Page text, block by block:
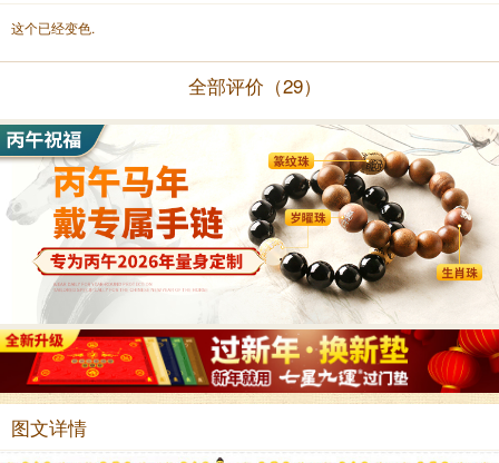
这个已经变色.
全部评价（29）
图文详情